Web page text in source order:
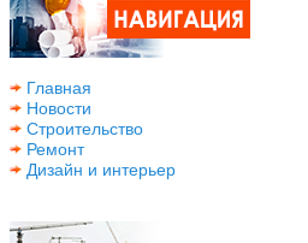
Главная
Новости
Строительство
Ремонт
Дизайн и интерьер